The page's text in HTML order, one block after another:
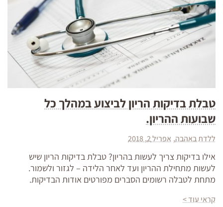
טבלת בדיקות הריון לביצוע במהלך כל
שבועות ההריון.
ללדת באהבה אפריל 2, 2018
אילו בדיקות צריך לעשות בהריון? טבלת בדיקות הריון שיש
לעשות מתחילת ההריון ועד לאחר הלידה – לגזור ולשמור.
מתחת לטבלה רשומים הסברים מפורטים אודות הבדיקות.
קראי עוד >